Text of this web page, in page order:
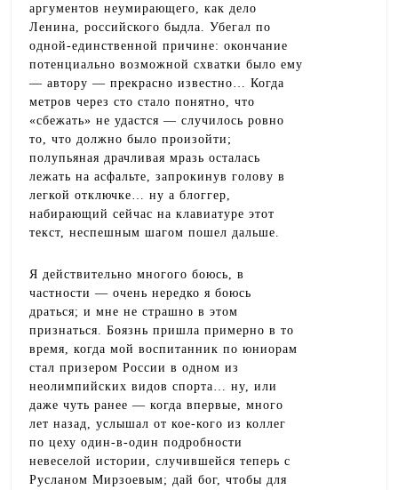
аргументов неумирающего, как дело
Ленина, российского быдла. Убегал по
одной-единственной причине: окончание
потенциально возможной схватки было ему
— автору — прекрасно известно… Когда
метров через сто стало понятно, что
«сбежать» не удастся — случилось ровно
то, что должно было произойти;
полупьяная драчливая мразь осталась
лежать на асфальте, запрокинув голову в
легкой отключке… ну а блоггер,
набирающий сейчас на клавиатуре этот
текст, неспешным шагом пошел дальше.
Я действительно многого боюсь, в
частности — очень нередко я боюсь
драться; и мне не страшно в этом
признаться. Боязнь пришла примерно в то
время, когда мой воспитанник по юниорам
стал призером России в одном из
неолимпийских видов спорта… ну, или
даже чуть ранее — когда впервые, много
лет назад, услышал от кое-кого из коллег
по цеху один-в-один подробности
невеселой истории, случившейся теперь с
Русланом Мирзоевым; дай бог, чтобы для